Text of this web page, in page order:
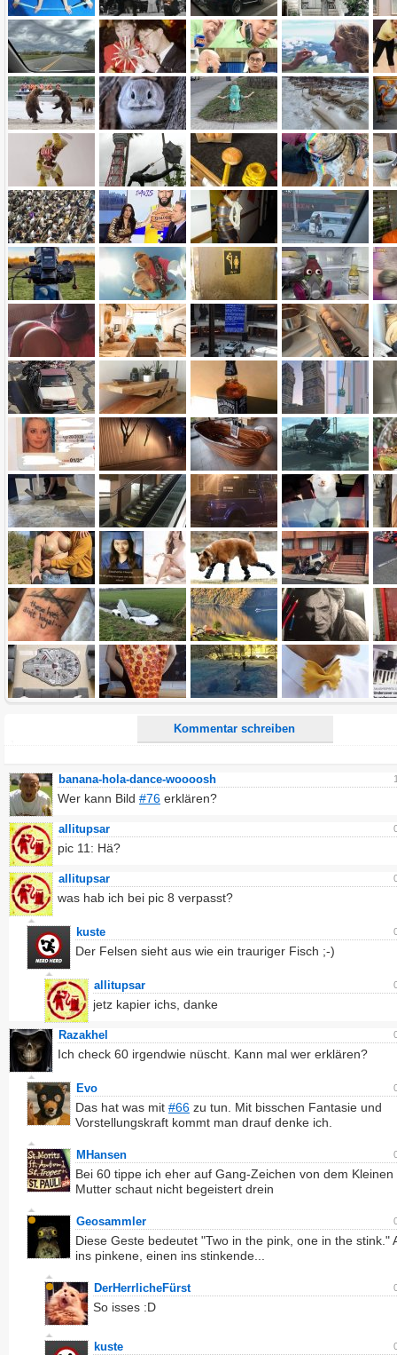
Kommentar schreiben
Name:
E-Mail-Adresse (optional):
Kommentar:
Alle HTML-Tags außer <br>, <strike> und <i> werden aus Deinem Kommentar entfernt.
URLs werden automatisch umgewandelt. Bitte verwende "www." oder "http://" in URLs
Ich möchte eine E-Mail, wenn zu meinem Kommentar Antworten erscheinen.
Ich möchte eine E-Mail, wenn auf dieser Seite weitere Kommentare erscheinen.
banana-hola-dance-woooosh
Wer kann Bild #76 erklären?
allitupsar
pic 11: Hä?
allitupsar
was hab ich bei pic 8 verpasst?
kuste
Der Felsen sieht aus wie ein trauriger Fisch ;-)
allitupsar
jetz kapier ichs, danke
Razakhel
Ich check 60 irgendwie nüscht. Kann mal wer erklären?
Evo
Das hat was mit #66 zu tun. Mit bisschen Fantasie und
Vorstellungskraft kommt man drauf denke ich.
MHansen
Bei 60 tippe ich eher auf Gang-Zeichen von dem Kleinen
Mutter schaut nicht begeistert drein
Geosammler
Diese Geste bedeutet "Two in the pink, one in the stink."
ins pinkene, einen ins stinkende...
DerHerrlicheFürst
So isses :D
kuste